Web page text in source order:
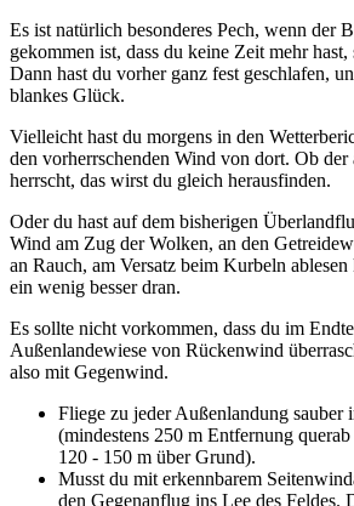
Es ist natürlich besonderes Pech, wenn der
gekommen ist, dass du keine Zeit mehr
Dann hast du vorher ganz fest geschlafen,
blankes Glück.
Vielleicht hast du morgens in den
den vorherrschenden Wind von dort. Ob
herrscht, das wirst du gleich herausfinden.
Oder du hast auf dem bisherigen
Wind am Zug der Wolken, an den
an Rauch, am Versatz beim Kurbeln
ein wenig besser dran.
Es sollte nicht vorkommen, dass du im
Außenlande­wiese von Rückenwind
also mit Gegen­wind.
Fliege zu jeder Außenlandung sauber
(mindestens 250 m Entfernung
120 - 150 m über Grund).
Musst du mit erkennbarem
den Gegenanflug ins Lee des Feldes.